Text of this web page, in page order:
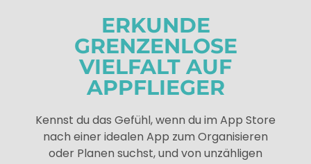
ERKUNDE
GRENZENLOSE
VIELFALT AUF
APPFLIEGER
Kennst du das Gefühl, wenn du im App Store
nach einer idealen App zum Organisieren
oder Planen suchst, und von unzähligen